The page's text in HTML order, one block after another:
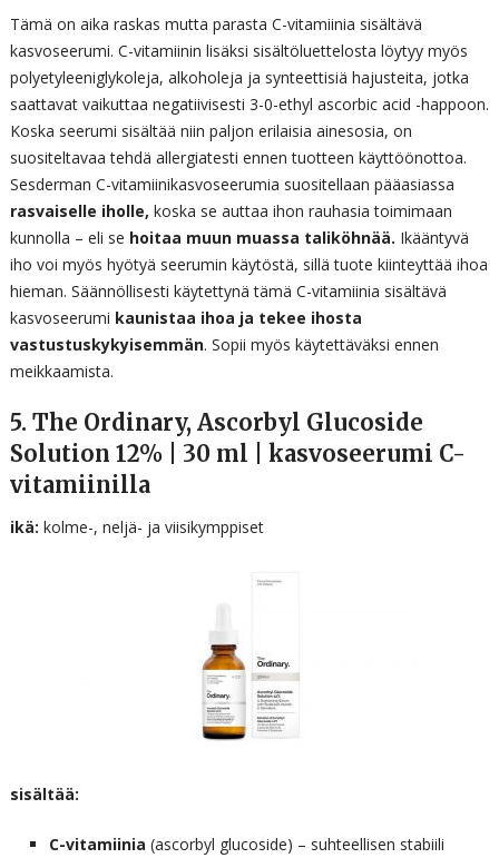
Tämä on aika raskas mutta parasta C-vitamiinia sisältävä
kasvoseerumi. C-vitamiinin lisäksi sisältöluettelosta löytyy myös
polyetyleeniglykoleja, alkoholeja ja synteettisiä hajusteita, jotka
saattavat vaikuttaa negatiivisesti 3-0-ethyl ascorbic acid -happoon.
Koska seerumi sisältää niin paljon erilaisia ainesosia, on
suositeltavaa tehdä allergiatesti ennen tuotteen käyttöönottoa.
Sesderman C-vitamiinikasvoseerumia suositellaan pääasiassa
rasvaiselle iholle, koska se auttaa ihon rauhasia toimimaan
kunnolla – eli se hoitaa muun muassa taliköhnää. Ikääntyvä
iho voi myös hyötyä seerumin käytöstä, sillä tuote kiinteyttää ihoa
hieman. Säännöllisesti käytettynä tämä C-vitamiinia sisältävä
kasvoseerumi kaunistaa ihoa ja tekee ihosta
vastustuskykyisemmän. Sopii myös käytettäväksi ennen
meikkaamista.
5. The Ordinary, Ascorbyl Glucoside
Solution 12% | 30 ml | kasvoseerumi C-
vitamiinilla
ikä: kolme-, neljä- ja viisikymppiset
sisältää:
C-vitamiinia (ascorbyl glucoside) – suhteellisen stabiili